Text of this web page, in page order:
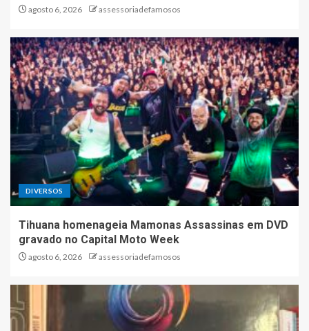
agosto 6, 2026 assessoriadefamosos
DIVERSOS
Tihuana homenageia Mamonas Assassinas em DVD
gravado no Capital Moto Week
agosto 6, 2026 assessoriadefamosos